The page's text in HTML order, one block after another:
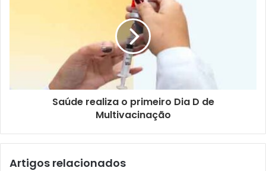
Saúde realiza o primeiro Dia D de
Multivacinação
Artigos relacionados